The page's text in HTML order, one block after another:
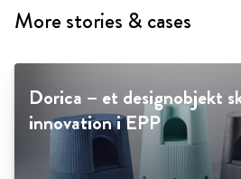
More stories & cases
Dorica – et designobjekt
innovation i EPP